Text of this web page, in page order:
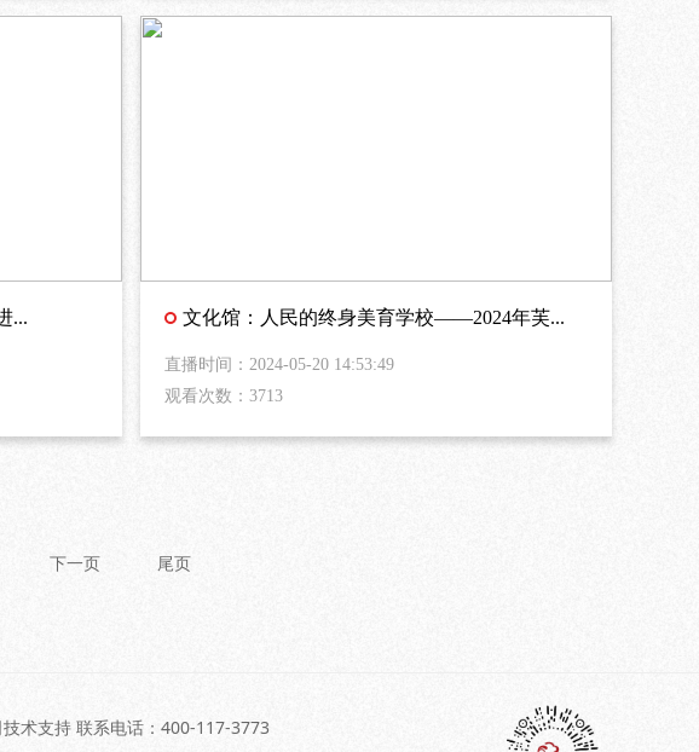
... 文化馆：人民的终身美育学校——2024年芙...
直播时间：2024-05-20 14:53:49
观看次数：3713
下一页 尾页
术支持 联系电话：400-117-3773